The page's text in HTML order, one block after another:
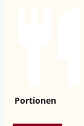
Portionen